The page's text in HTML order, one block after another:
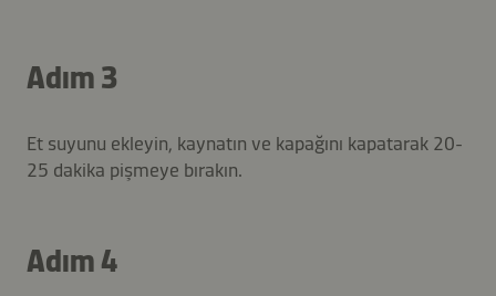
Adım 3
Et suyunu ekleyin, kaynatın ve kapağını kapatarak 20-
25 dakika pişmeye bırakın.
Adım 4